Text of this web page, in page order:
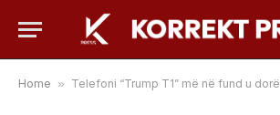
Home » Telefoni “Trump T1” më në fund u dorëzohet